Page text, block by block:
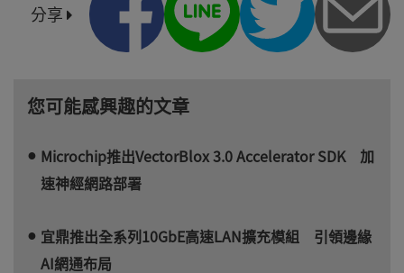
分享
您可能感興趣的文章
Microchip推出VectorBlox 3.0 Accelerator SDK 加
速神經網路部署
宜鼎推出全系列10GbE高速LAN擴充模組 引領邊緣
AI網通布局